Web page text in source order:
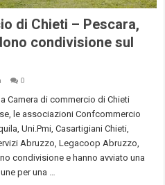
di Chieti – Pescara,
condivisione sul
0
Camera di commercio di Chieti
le associazioni Confcommercio
Uni.Pmi, Casartigiani Chieti,
Abruzzo, Legacoop Abruzzo,
condivisione e hanno avviato una
per una …